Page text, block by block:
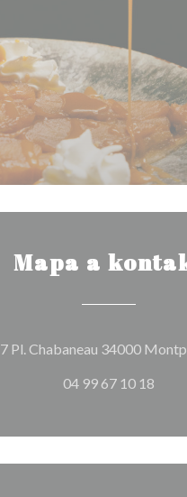
Mapa a
7 Pl. Chabaneau 34000
04 99 67 10 18